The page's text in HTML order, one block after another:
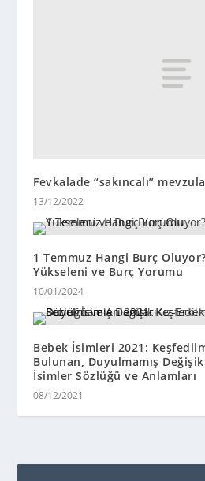
Fevkalade “sakıncalı”
13/12/2022
1 Temmuz Hangi Burç
Yükseleni ve Burç Yorumu
10/01/2024
Bebek İsimleri 2021:
Bulunan, Duyulmamış
İsimler Sözlüğü ve Anlamları
08/12/2021